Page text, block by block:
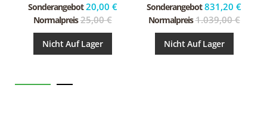
Sonderangebot 20,00 €
Normalpreis 25,00 €
Nicht Auf Lager
Sonderangebot 831,20 €
Normalpreis 1.039,00 €
Nicht Auf Lager